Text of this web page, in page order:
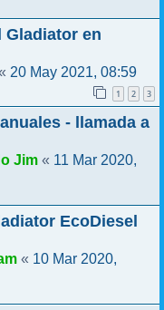
Gladiator en
20 May 2021, 08:59
1 2 3
- llamada a
Jim « 11 Mar 2020,
EcoDiesel
« 10 Mar 2020,